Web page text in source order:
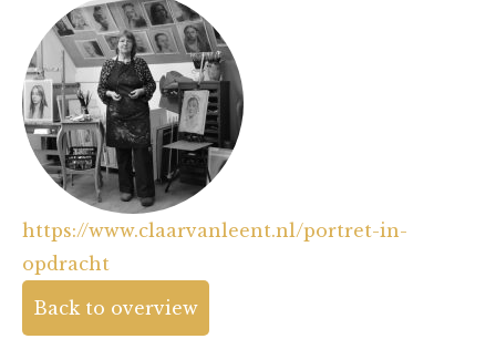
https://www.claarvanleent.nl/portret-in-
opdracht
Back to overview